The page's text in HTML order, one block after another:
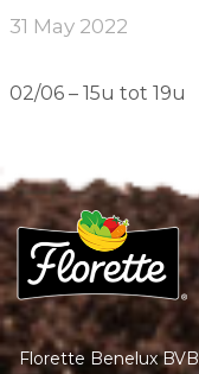
31 May 2022
02/06 – 15u tot 19u
Florette Benelux